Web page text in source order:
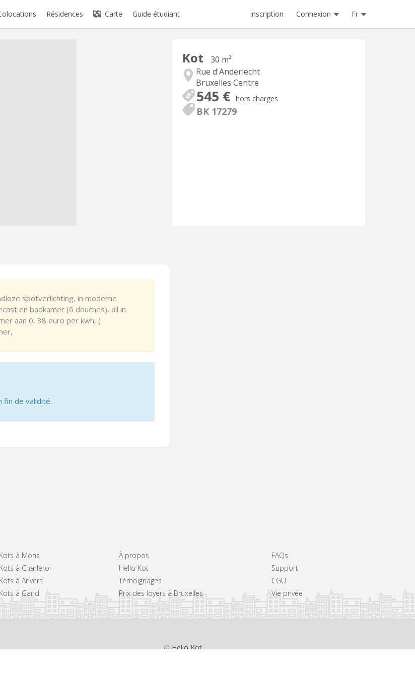
Résidences Carte Guide étudiant Inscription Connexion Fr
Kot
30 m²
Rue d'Anderlecht
Bruxelles Centre
545 € hors charges
BK 17279
spotverlichting, in moderne
en badkamer (6 douches), all in
aan 0, 38 euro per kwh, (
fin de validité.
Kots à Mons
Kots à Charleroi
Kots à Anvers
Kots à Gand
À propos
Hello Kot
Témoignages
Prix des loyers à Bruxelles
FAQs
Support
CGU
Vie privée
©Hello Kot